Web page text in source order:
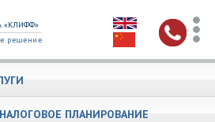
«КЛИФФ»
решение
ПЛАНИРОВАНИЕ